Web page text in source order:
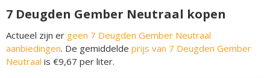
7 Deugden Gember Neutraal kopen
Actueel zijn er geen 7 Deugden Gember Neutraal
aanbiedingen. De gemiddelde prijs van 7 Deugden Gember
Neutraal is €9,67 per liter.